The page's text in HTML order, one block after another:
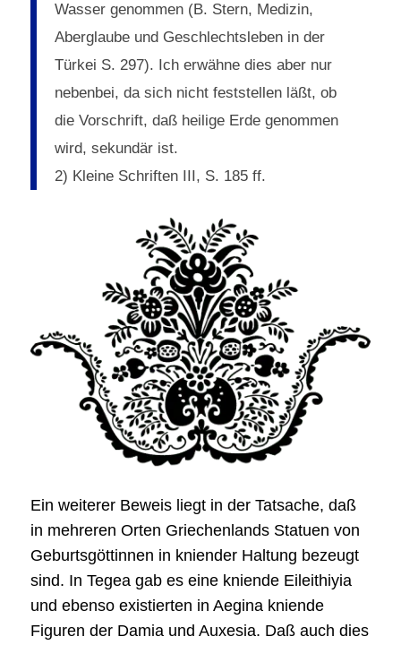
Wasser genommen (B. Stern, Medizin,
Aberglaube und Geschlechtsleben in der
Türkei S. 297). Ich erwähne dies aber nur
nebenbei, da sich nicht feststellen läßt, ob
die Vorschrift, daß heilige Erde genommen
wird, sekundär ist.
2) Kleine Schriften III, S. 185 ff.
Ein weiterer Beweis liegt in der Tatsache, daß
in mehreren Orten Griechenlands Statuen von
Geburtsgöttinnen in kniender Haltung bezeugt
sind. In Tegea gab es eine kniende Eileithiyia
und ebenso existierten in Aegina kniende
Figuren der Damia und Auxesia. Daß auch dies